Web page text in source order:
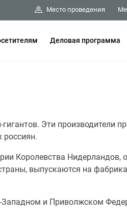
Место проведения
Деловая программа
Эти производители
россиян.
Королевства Нидерландов,
выпускаются на
и Приволжском